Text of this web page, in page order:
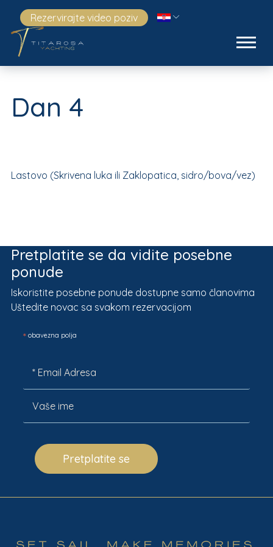
Rezervirajte video poziv
Dan 4
Lastovo (Skrivena luka ili Zaklopatica, sidro/bova/vez)
Pretplatite se da vidite posebne
ponude
Iskoristite posebne ponude dostupne samo članovima
Uštedite novac sa svakom rezervacijom
*obavezna polja
Pretplatite se